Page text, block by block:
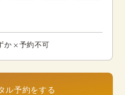
か 予約不可
ル予約をする